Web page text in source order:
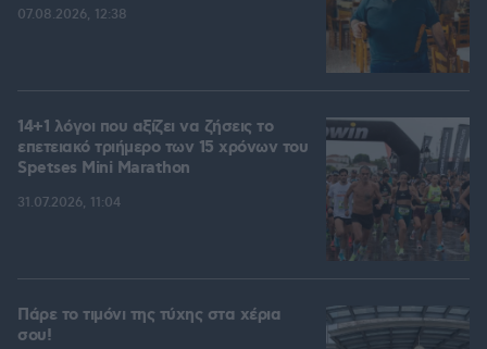
07.08.2026, 12:38
14+1 λόγοι που αξίζει να ζήσεις το
επετειακό τριήμερο των 15 χρόνων του
Spetses Mini Marathon
31.07.2026, 11:04
Πάρε το τιμόνι της τύχης στα χέρια
σου!